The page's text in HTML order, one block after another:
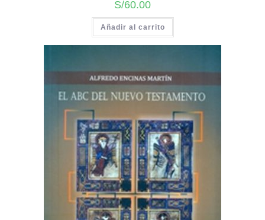
S/60.00
Añadir al carrito